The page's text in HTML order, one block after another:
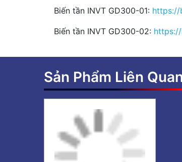
Biến tần INVT GD300-01: https://
Biến tần INVT GD300-02:
Sản Phẩm Liên